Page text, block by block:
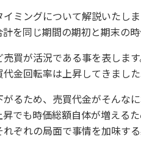
ミングについて解説いたし
を同じ期間の期初と期末の時
買が活況である事を表しま
金回転率は上昇してきました
るため、売買代金がそんな
でも時価総額自体が増える
ぞれの局面で事情を加味する